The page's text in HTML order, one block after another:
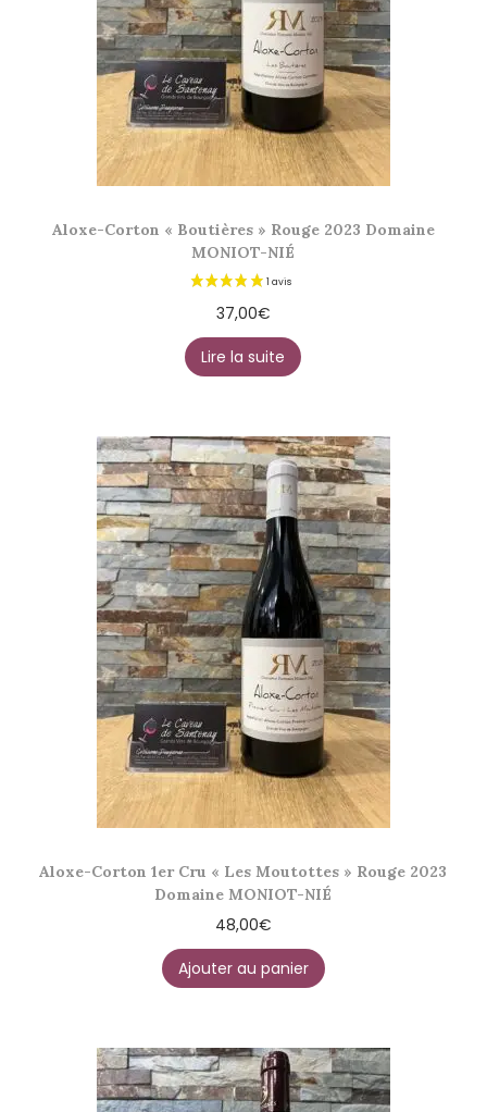
Aloxe-Corton « Boutières » Rouge 2023 Domaine
MONIOT-NIÉ
37,00€
Lire la suite
Aloxe-Corton 1er Cru « Les Moutottes » Rouge 2023
Domaine MONIOT-NIÉ
48,00€
Ajouter au panier